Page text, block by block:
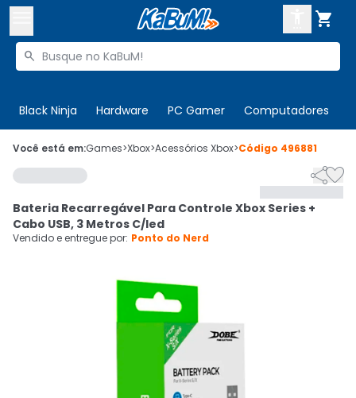

Buscar produtos

Black Ninja Hardware PC Gamer Computadores
 Olá. Acesse sua conta
 Departamentos
 Cupons
Ativar tradutor em libras
CADASTRE-SE
Você está em:Games>Xbox>Acessórios Xbox>Código 496881

Bateria Recarregável Para Controle Xbox Series +
Cabo USB, 3 Metros C/led
Vendido e entregue por: Ponto do Nerd